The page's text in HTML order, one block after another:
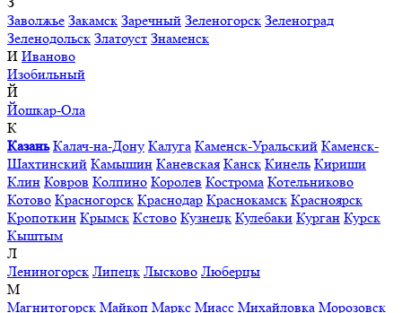
Заволжье Закамск Заречный Зеленогорск Зеленоград
Зеленодольск Златоуст Знаменск
И Иваново
Изобильный
Й
Йошкар-Ола
К
Казань Калач-на-Дону Калуга Каменск-Уральский Каменск-
Шахтинский Камышин Каневская Канск Кинель Кириши
Клин Ковров Колпино Королев Кострома Котельниково
Котово Красногорск Краснодар Краснокамск Красноярск
Кропоткин Крымск Кстово Кузнецк Кулебаки Курган Курск
Кыштым
Л
Лениногорск Липецк Лысково Люберцы
М
Магнитогорск Майкоп Маркс Миасс Михайловка Морозовск